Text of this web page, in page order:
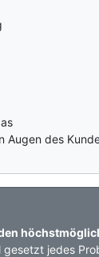
Augen des
jedes